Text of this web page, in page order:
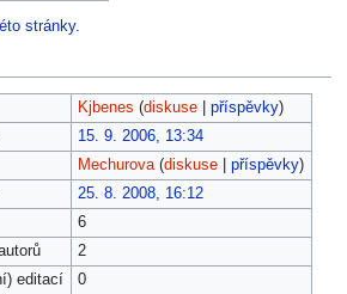
stránky.
Kjbenes (diskuse| příspěvky)
15. 9. 2006, 13:34
Mechurova (diskuse| příspěvky)
25. 8. 2008, 16:12
6
2
editací
0